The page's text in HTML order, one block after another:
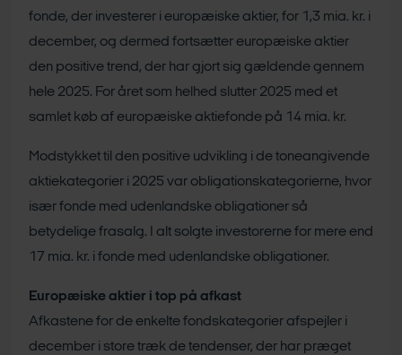
fonde, der investerer i europæiske aktier, for 1,3 mia. kr. i
december, og dermed fortsætter europæiske aktier
den positive trend, der har gjort sig gældende gennem
hele 2025. For året som helhed slutter 2025 med et
samlet køb af europæiske aktiefonde på 14 mia. kr.
Modstykket til den positive udvikling i de toneangivende
aktiekategorier i 2025 var obligationskategorierne, hvor
især fonde med udenlandske obligationer så
betydelige frasalg. I alt solgte investorerne for mere end
17 mia. kr. i fonde med udenlandske obligationer.
Europæiske aktier i top på afkast
Afkastene for de enkelte fondskategorier afspejler i
december i store træk de tendenser, der har præget